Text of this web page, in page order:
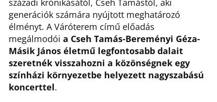
generációk számára nyújtott meghatározó
élményt. A Váróterem című előadás
megálmodói a Cseh Tamás-Bereményi Géza-
Másik János életmű legfontosabb dalait
szeretnék visszahozni a közönségnek egy
színházi környezetbe helyezett nagyszabású
koncerttel.